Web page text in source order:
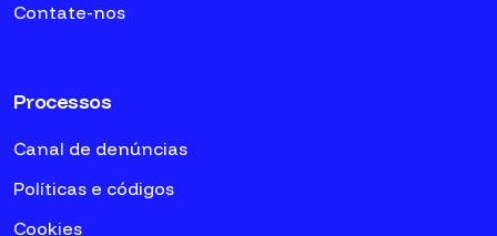
Contate-nos
Processos
Canal de denúncias
Políticas e códigos
Cookies